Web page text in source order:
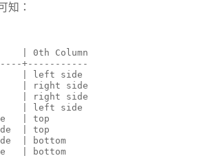
知：
| 0th Column
+-----------
| left side
| right side
| right side
| left side
| top
| top
| bottom
| bottom